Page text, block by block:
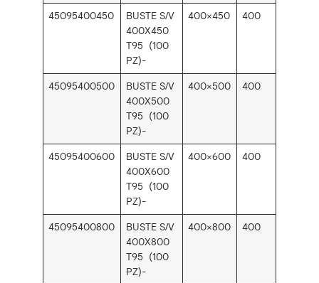
45095400450
BUSTE S/V
400X450
T95 (100
PZ)-
400×450 400
45095400500
BUSTE S/V
400X500
T95 (100
PZ)-
400×500 400
45095400600
BUSTE S/V
400X600
T95 (100
PZ)-
400×600 400
45095400800
BUSTE S/V
400X800
T95 (100
PZ)-
400×800 400